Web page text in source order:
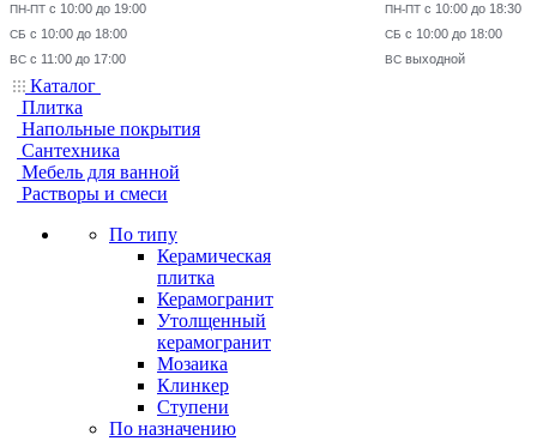
ПН-ПТ с 10:00 до 19:00
СБ с 10:00 до 18:00
ВС с 11:00 до 17:00
ПН-ПТ с 10:00 до 18:30
СБ с 10:00 до 18:00
ВС выходной
Каталог
Плитка
Напольные покрытия
Сантехника
Мебель для ванной
Растворы и смеси
По типу
Керамическая
плитка
Керамогранит
Утолщенный
керамогранит
Мозаика
Клинкер
Ступени
По назначению